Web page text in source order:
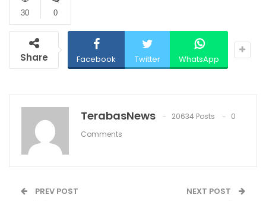
0
30
Share Facebook Twitter WhatsApp
TerabasNews 20634 Posts
0
Comments
PREV POST NEXT POST